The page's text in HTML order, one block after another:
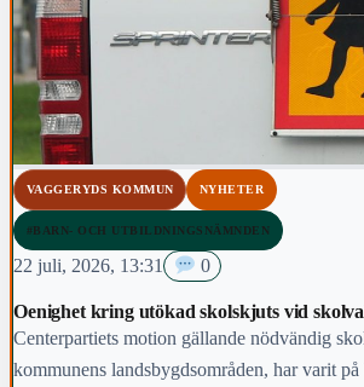
VAGGERYDS KOMMUN NYHETER
#BARN- OCH UTBILDNINGSNÄMNDEN
22 juli, 2026, 13:31 0
Oenighet kring utökad skolskjuts vid
Centerpartiets motion gällande nödvändig
kommunens landsbygdsområden, har varit på